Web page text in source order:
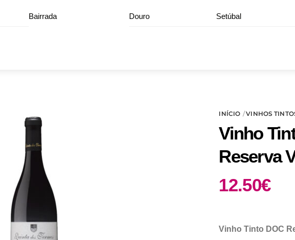
Bairrada Douro Setúbal
INÍCIO VINHOS
Vinho
Reserva
12.50€
Vinho Tinto DOC